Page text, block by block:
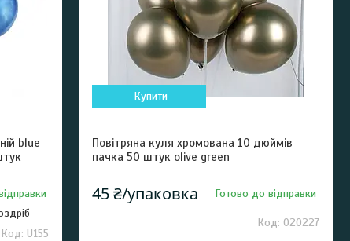
blue
U155
Купити
Повітряна куля хромована 10 дюймів
пачка 50 штук olive green
45 ₴/упаковка Готово до відправки
020227